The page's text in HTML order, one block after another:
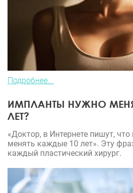
Подробнее...
ИМПЛАНТЫ НУЖНО
ЛЕТ?
«Доктор, в Интернете пишут,
менять каждые 10 лет». Эту
каждый пластический хирург.